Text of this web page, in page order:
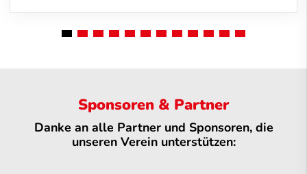
Sponsoren & Partner
Danke an alle Partner und Sponsoren, die
unseren Verein unterstützen: